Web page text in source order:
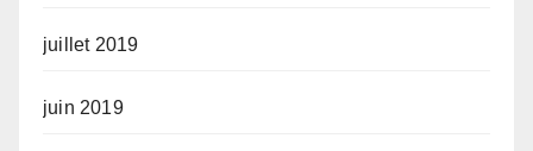
juillet 2019
juin 2019